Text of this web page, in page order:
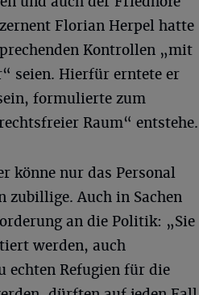
Florian Herpel hatte
Kontrollen „mit
seien. Hierfür erntete er
formulierte zum
Raum“ entstehe.
könne nur das Personal
zubillige. Auch in Sachen
an die Politik: „Sie
werden, auch
echten Refugien für die